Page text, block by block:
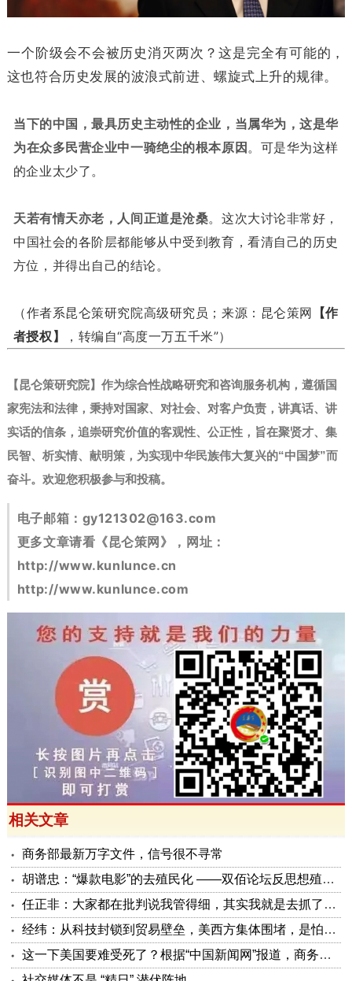
一个阶级会不会被历史消灭两次？这是完全有可能的，
这也符合历史发展的波浪式前进、螺旋式上升的规律。
当下的中国，最具历史主动性的企业，当属华为，这是华
为在众多民营企业中一骑绝尘的根本原因。可是华为这样
的企业太少了。
天若有情天亦老，人间正道是沧桑。这次大讨论非常好，
中国社会的各阶层都能够从中受到教育，看清自己的历史
方位，并得出自己的结论。
（作者系昆仑策研究院高级研究员；来源：昆仑策网 【作
者授权】
，转编自“高度一万五千米”）
【昆仑策研究院】作为综合性战略研究和咨询服务机构，遵循国
家宪法和法律，秉持对国家、对社会、对客户负责，讲真话、讲
实话的信条，追崇研究价值的客观性、公正性，旨在聚贤才、集
民智、析实情、献明策，为实现中华民族伟大复兴的“中国梦”而
奋斗。 欢迎您积极参与和投稿。
电子邮箱： gy121302@163.com
更多文章请看《昆仑策网》，网址：
http://www.kunlunce.cn
http://www.kunlunce.com
相关文章
商务部最新万字文件，信号很不寻常
胡谱忠：“爆款电影”的去殖民化 ——双佰论坛反思想殖民系列报告之五
任正非：大家都在批判说我管得细，其实我就是去抓了一些点激活原有政策这潭水
经纬：从科技封锁到贸易壁垒，美西方集体围堵，是怕被砸了金饭碗
这一下美国要难受死了？根据“中国新闻网”报道，商务部公布了5项对美反制措施，可谓是招招击准美国要害！